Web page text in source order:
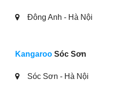
Đông Anh - Hà Nội
Kangaroo Sóc Sơn
Sóc Sơn - Hà Nội